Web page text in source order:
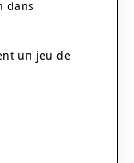
dans
un jeu de